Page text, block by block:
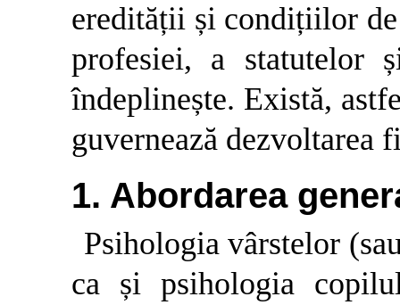
eredității și condițiilor
profesiei, a statutelor
îndeplinește. Există,
guvernează dezvoltarea
1. Abordarea
Psihologia vârstelor
ca și psihologia